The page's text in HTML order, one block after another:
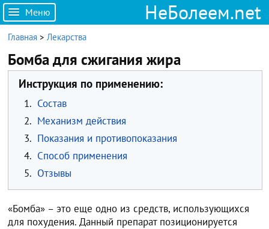
Меню НеБолеем.net
Главная >Лекарства
Бомба для сжигания жира
Инструкция по применению:
1. Состав
2. Механизм действия
3. Показания и противопоказания
4. Способ применения
5. Отзывы
«Бомба» – это еще одно из средств, использующихся
для похудения. Данный препарат позиционируется